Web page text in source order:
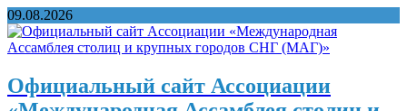
09.08.2026
Официальный сайт Ассоциации